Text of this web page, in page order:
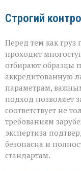
Строгий
Перед тем как
проходит
отбирают образцы
аккредитованную
параметрам,
подход позволяет
соответствует не
требованиям
экспертиза
безопасна и
стандартам.